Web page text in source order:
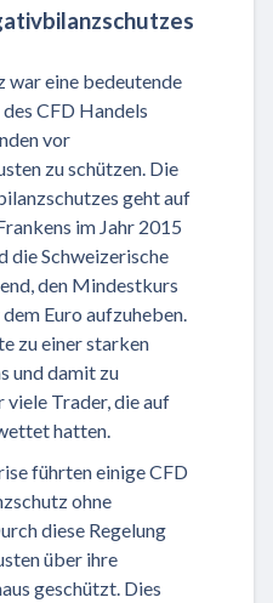
eine bedeutende
CFD Handels
vor
zu schützen. Die
geht auf
im Jahr 2015
die Schweizerische
den Mindestkurs
Euro aufzuheben.
zu einer starken
und damit zu
Trader, die auf
hatten.
führten einige CFD
ohne
diese Regelung
über ihre
geschützt. Dies